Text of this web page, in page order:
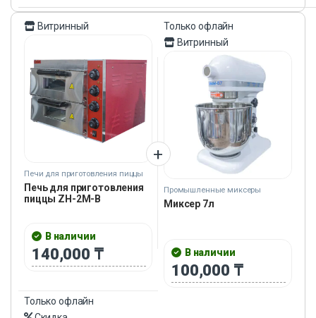
Витринный
Печи для приготовления пиццы
Печь для приготовления
пиццы ZH-2M-B
В наличии
140,000 ₸
Только офлайн
Витринный
Промышленные миксеры
Миксер 7л
В наличии
100,000 ₸
Только офлайн